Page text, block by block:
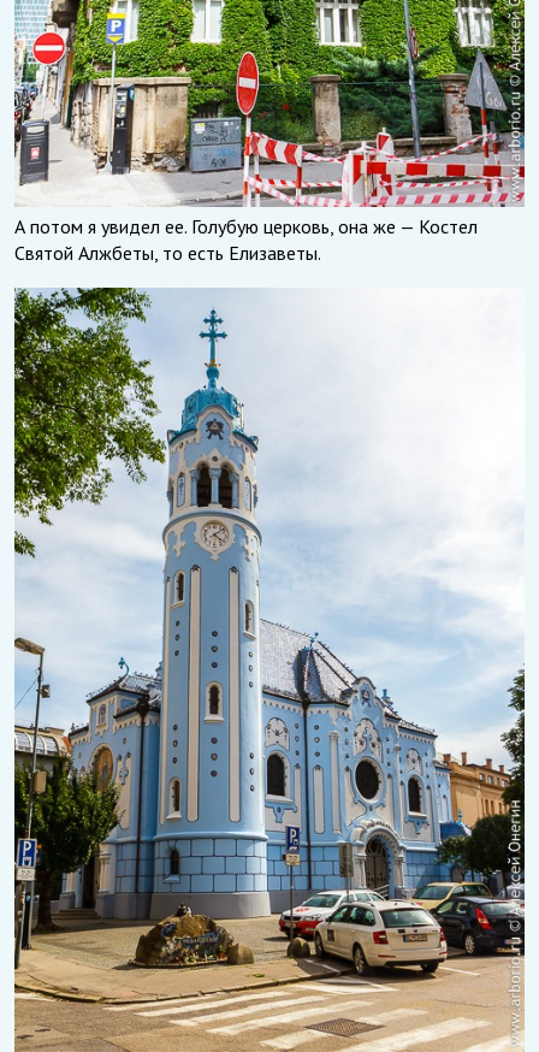
А потом я увидел ее. Голубую церковь, она же — Костел
Святой Алжбеты, то есть Елизаветы.